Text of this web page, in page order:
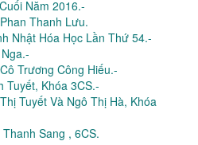
Năm 2016.-
Thanh Lưu.
Nhật Hóa Học Lần Thứ 54.-
Trương Công Hiếu.-
Tuyết, Khóa 3CS.-
Tuyết Và Ngô Thị Hà, Khóa
Sang , 6CS.